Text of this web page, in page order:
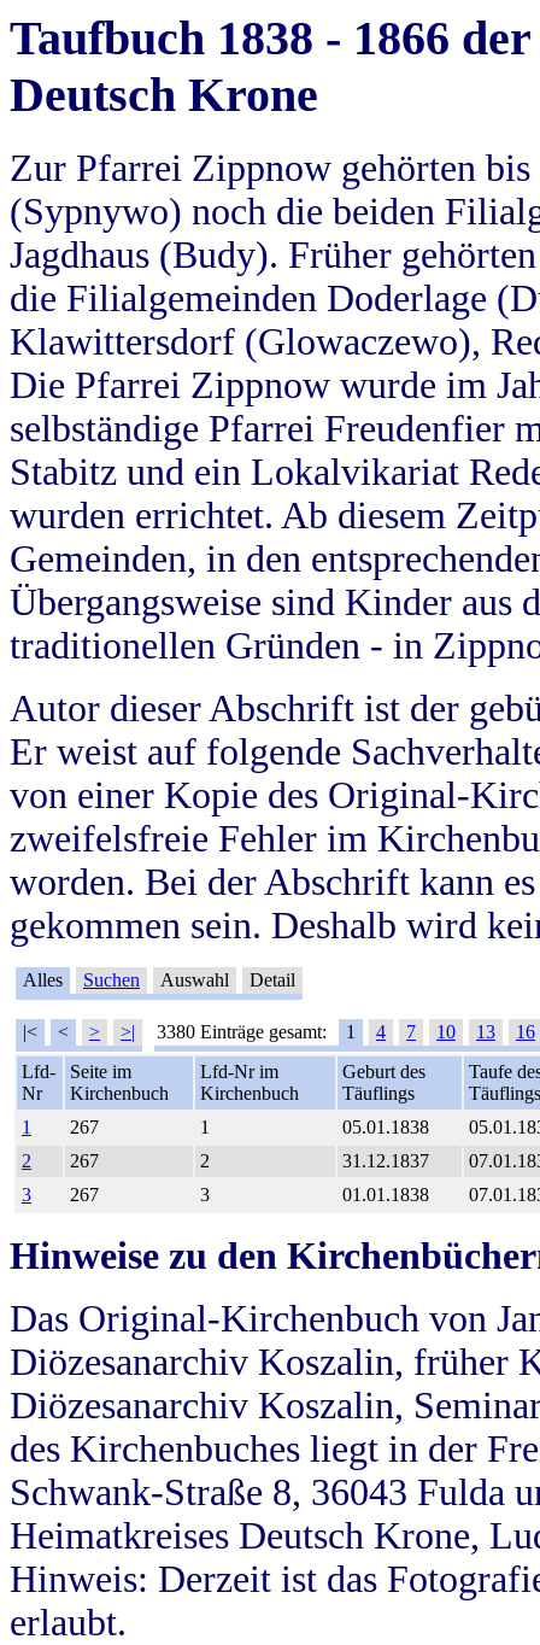
Taufbuch 1838 - 1866
Deutsch Krone
Zur Pfarrei Zippnow gehörten
(Sypnywo) noch die beiden
Jagdhaus (Budy). Früher
die Filialgemeinden Doderlage
Klawittersdorf (Glowaczewo),
Die Pfarrei Zippnow wurde im
selbständige Pfarrei Freudenfier
Stabitz und ein Lokalvikariat
wurden errichtet. Ab diesem
Gemeinden, in den
Übergangsweise sind Kinder aus
traditionellen Gründen - in
Autor dieser Abschrift ist der
Er weist auf folgende
von einer Kopie des Original-
zweifelsfreie Fehler im
worden. Bei der Abschrift kann
gekommen sein. Deshalb wird
Alles Suchen Auswahl Detail
|< < > >| 3380 Einträge gesamt: 1 4 7 10 13
16
Lfd-
Nr
Seite im
Kirchenbuch
Lfd-Nr im
Kirchenbuch
Geburt des
Täuflings
Taufe
Täuflings
1
267 1 05.01.1838
2
267 2 31.12.1837
3
267 3 01.01.1838
Hinweise zu den
Das Original-Kirchenbuch von
Diözesanarchiv Koszalin, früher
Diözesanarchiv Koszalin,
des Kirchenbuches liegt in der
Schwank-Straße 8, 36043 Fulda
Heimatkreises Deutsch Krone,
Hinweis: Derzeit ist das
erlaubt.